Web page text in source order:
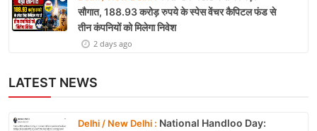
सौगात, 188.93 करोड़ रुपये के स्पेस वेंचर कैपिटल फंड से
तीन कंपनियों को मिलेगा निवेश
2 days ago
LATEST NEWS
Delhi / New Delhi : National Handloo Day: